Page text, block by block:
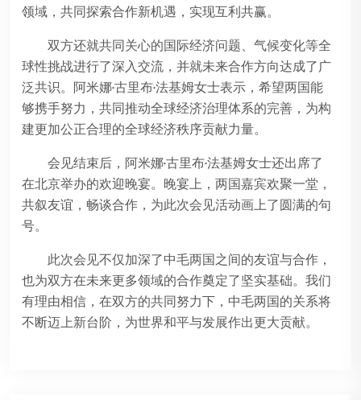
领域，共同探索合作新机遇，实现互利共赢。
双方还就共同关心的国际经济问题、气候变化等全
球性挑战进行了深入交流，并就未来合作方向达成了广
泛共识。阿米娜·古里布·法基姆女士表示，希望两国能
够携手努力，共同推动全球经济治理体系的完善，为构
建更加公正合理的全球经济秩序贡献力量。
会见结束后，阿米娜·古里布·法基姆女士还出席了
在北京举办的欢迎晚宴。晚宴上，两国嘉宾欢聚一堂，
共叙友谊，畅谈合作，为此次会见活动画上了圆满的句
号。
此次会见不仅加深了中毛两国之间的友谊与合作，
也为双方在未来更多领域的合作奠定了坚实基础。我们
有理由相信，在双方的共同努力下，中毛两国的关系将
不断迈上新台阶，为世界和平与发展作出更大贡献。